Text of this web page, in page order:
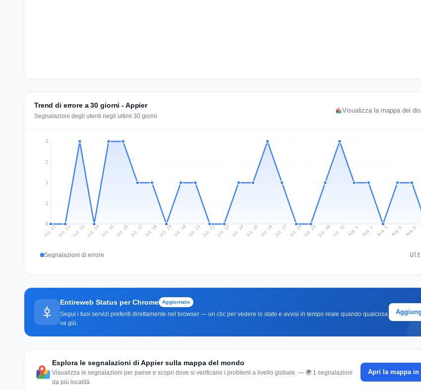
Trend di errore a 30 giorni - Appier
Segnalazioni degli utenti negli ultimi 30 giorni
Visualizza la mappa dei
0
1
1
2
2
Jul 11Jul 12Jul 13 Jul 14Jul 15 Jul 16 Jul 17 Jul 18 Jul 19 Jul 20 Jul 21Jul 22Jul 23 Jul 24 Jul 25 Jul 26 Jul 27 Jul 28Jul 29 Jul 30 Jul 31 Aug 1 Aug 2 Aug 3 Aug 4 Aug 5
Segnalazioni di errore
Entireweb Status per Chrome Aggiornato
Segui i tuoi servizi preferiti direttamente nel browser — un clic per vedere lo stato e avvisi in tempo reale quando qualcosa
va giù.
Esplora le segnalazioni di Appier sulla mappa del mondo
Visualizza le segnalazioni per paese e scopri dove si verificano i problemi a livello globale. — 🌍 1 segnalazioni
da più località
Apri la mappa in